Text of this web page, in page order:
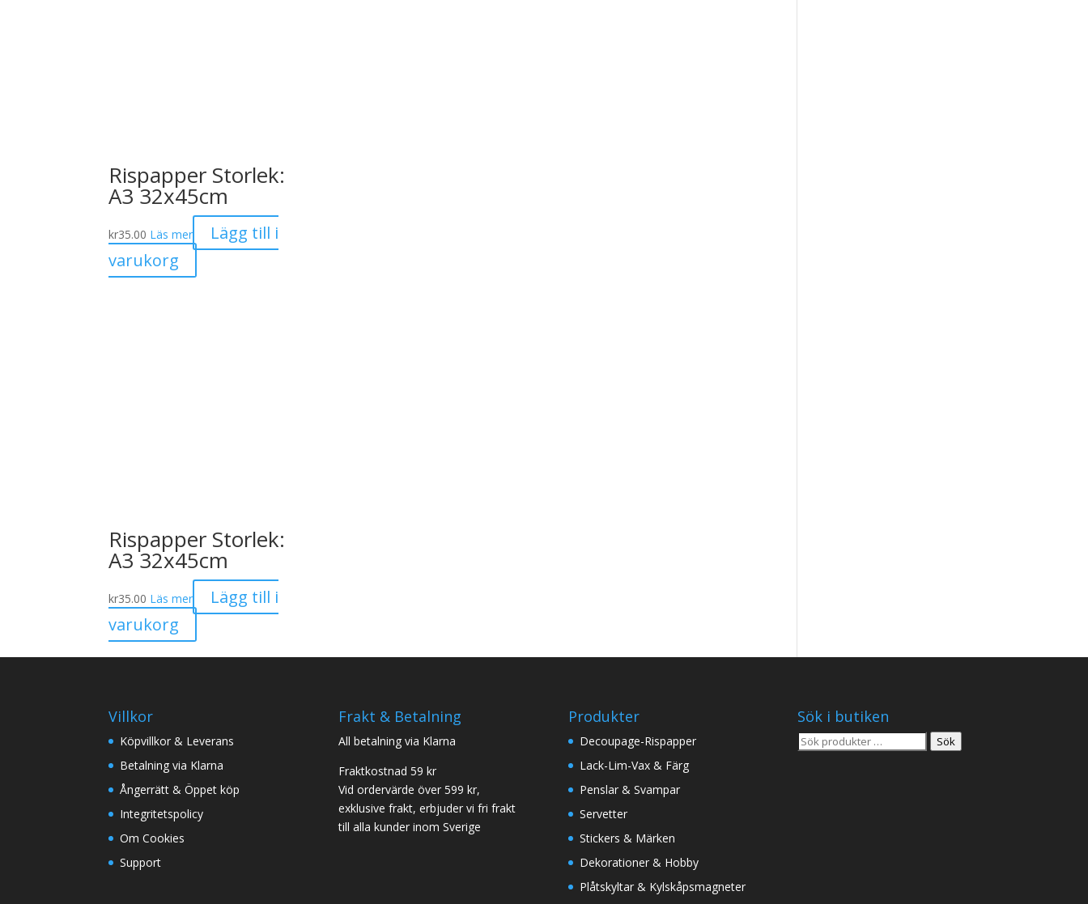
Rispapper Storlek:
A3 32x45cm
kr35.00 Läs mer
Lägg till i
varukorg
Rispapper Storlek:
A3 32x45cm
kr35.00 Läs mer
Lägg till i
varukorg
Villkor
Köpvillkor & Leverans
Betalning via Klarna
Ångerrätt & Öppet köp
Integritetspolicy
Om Cookies
Support
Frakt & Betalning
All betalning via Klarna
Fraktkostnad 59 kr
Vid ordervärde över 599 kr,
exklusive frakt, erbjuder vi fri frakt
till alla kunder inom Sverige
Produkter
Decoupage-Rispapper
Lack-Lim-Vax & Färg
Penslar & Svampar
Servetter
Stickers & Märken
Dekorationer & Hobby
Plåtskyltar & Kylskåpsmagneter
Sök i butiken
Sök
Sök